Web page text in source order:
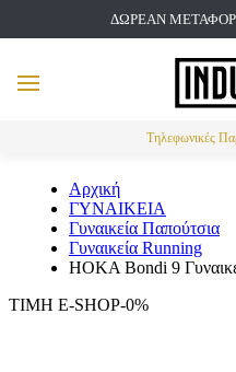
ΔΩΡΕΑΝ
Τηλεφωνικές
MENU
Αρχική
ΓΥΝΑΙΚΕΙΑ
Γυναικεία Παπούτσια
Γυναικεία Running
HOKA Bondi 9
ΤΙΜΗ E-SHOP-0%